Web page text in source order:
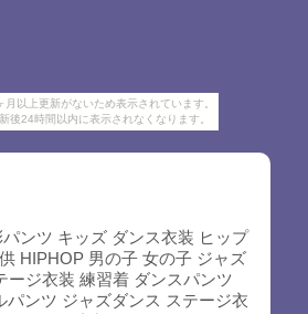
以上更新がないため表示されています。
後24時間以内に表示されなくなります。
ンツ キッズ ダンス衣装 ヒップ
HIPHOP 男の子 女の子 ジャズ
ージ衣装 練習着 ダンスパンツ
パンツ ジャズダンス ステージ衣